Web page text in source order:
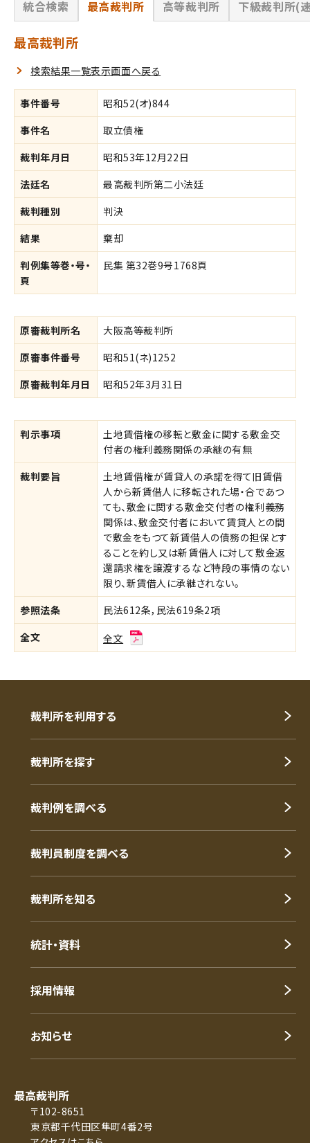
統合検索 最高裁判所 高等裁判所 下級裁判所(
最高裁判所
検索結果一覧表示画面へ戻る
事件番号
昭和52(オ)844
事件名
取立債権
裁判年月日
昭和53年12月22日
法廷名
最高裁判所第二小法廷
裁判種別
判決
結果
棄却
判例集等巻・号・
頁
民集 第32巻9号1768頁
原審裁判所名
大阪高等裁判所
原審事件番号
昭和51(ネ)1252
原審裁判年月日
昭和52年3月31日
判示事項
土地賃借権の移転と敷金に関する敷金交
付者の権利義務関係の承継の有無
裁判要旨
土地賃借権が賃貸人の承諾を得て旧賃借
人から新賃借人に移転された場・合であつ
ても、敷金に関する敷金交付者の権利義務
関係は、敷金交付者において賃貸人との間
で敷金をもつて新賃借人の債務の担保とす
ることを約し又は新賃借人に対して敷金返
還請求権を譲渡するなど特段の事情のない
限り、新賃借人に承継されない。
参照法条
民法612条，民法619条2項
全文
全文
裁判所を利用する
裁判所を探す
裁判例を調べる
裁判員制度を調べる
裁判所を知る
統計・資料
採用情報
お知らせ
最高裁判所
〒102-8651
東京都千代田区隼町4番2号